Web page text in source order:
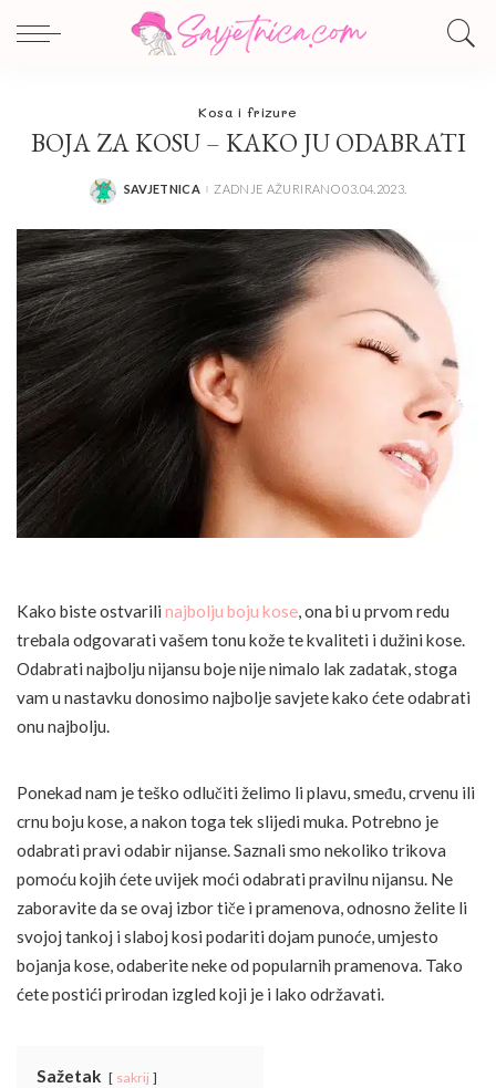
Kosa i frizure
BOJA ZA KOSU – KAKO JU ODABRATI
POSTED
SAVJETNICA ZADNJE AŽURIRANO 03.04.2023.
Kako biste ostvarili najbolju boju kose, ona bi u prvom redu
trebala odgovarati vašem tonu kože te kvaliteti i dužini kose.
Odabrati najbolju nijansu boje nije nimalo lak zadatak, stoga
vam u nastavku donosimo najbolje savjete kako ćete odabrati
onu najbolju.
Ponekad nam je teško odlučiti želimo li plavu, smeđu, crvenu ili
crnu boju kose, a nakon toga tek slijedi muka. Potrebno je
odabrati pravi odabir nijanse. Saznali smo nekoliko trikova
pomoću kojih ćete uvijek moći odabrati pravilnu nijansu. Ne
zaboravite da se ovaj izbor tiče i pramenova, odnosno želite li
svojoj tankoj i slaboj kosi podariti dojam punoće, umjesto
bojanja kose, odaberite neke od popularnih pramenova. Tako
ćete postići prirodan izgled koji je i lako održavati.
Sažetak sakrij